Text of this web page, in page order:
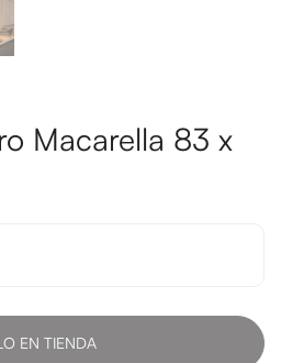
Macarella 83 x
EN TIENDA